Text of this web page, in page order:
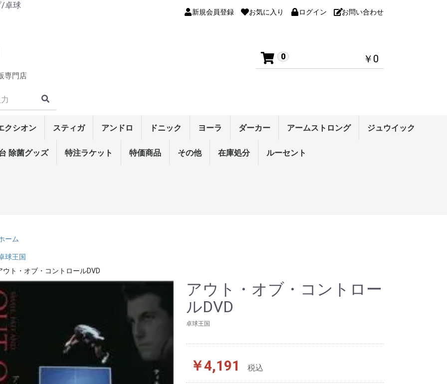
/卓球
新規会員登録 お気に入り ログイン お問い合わせ
専門店
0 ￥0
シリー
シリー
ソフト
シリー
裏ソフ
リーズ
ソフト
リーズ
シリー
ズ
シリー
リーズ
ーズ
材)
ククラケ
ズ
シリー
素材)
)
板)ケット
ア
ツ
ンス
ナンス
ール
ト
龍/翔龍・シリーズ
クザ・シリーズ
クステンド・シリー
ークV・シリーズ
ンション系裏ソフト
弾性裏ソフト
着性裏ソフト
ントロール性裏ソフ
ンション系表ソフト
ソフト
高ラバー
ージ・ラバー
ゾネイト･エクスファ
ーンフォース・シリ
イス・シリーズ
ャラクシャ・シリー
ュラングル・シリー
ウェーデン・シリー
撃用(特殊素材)
撃用シェーク
ールラウンド
備用シェーク
ージ・シェークラケ
イス・シリーズ
ゾネイト・シリーズ
ウェーデン・シリー
国式ペン(特殊素材)
国式ペン
型ペン(特殊素材)
型ペン(単板)
型ペン
丸型ペン(特殊素材)
丸型ペン(単板)
丸型ペン
転式ペン
ージ・ペンラケット
ェア
女兼用ウェア
女兼用パンツ
シャツ
着剤
バーフィルム
イドテープ
バーメンテナンス
ケットメンテナンス
ケットケース
ューズケース
ッグ 裏ソフトラバー
表ソフトラバー
カールシリーズ
ラージ・ラバー
ト
ケッ
3スターボール
トレーニング球
ラージ用ボール
男女兼用ゲームシャツ
男女兼用パンツ
クシオン
バー 裏ソフトラバー
表ソフトラバー
粒高ラバー
ェイクラケット
ンテナンス
スティガ
ラバー
ラケット・シェーク
ラケット・ペン
メンテナンス
アンドロ
ラバー ラザンター・シリーズ
テンション系裏ソフト
ヘキサー・シリーズ(裏
ソフト)
プラクソン・シリーズ
ラザント カオス
テンション系表ソフト
ラケット・シェーク
ラケット・ペン
メンテナンス
ウェア
ドニック
ラバー ブルー・シリーズ
アクーダ・シリーズ
テンション系裏ソフト
高弾性裏ソフト
コントロール性裏ソフ
表ソフト
スパイク・シリーズ
ラケット・シェーク
ラケット・ペン
ウェア
メンテナンス 接着剤
ラケットメンテナンス
ラバーメンテナンス
その他
ヨーラ
ラバー テンション系裏ソフト
高弾性裏ソフト
粘着性裏ソフト
コントロール性裏ソフ
テンション系表ソフト
粒高ラバー
ウェア
メンテナンス 接着剤
ラバーメンテナンス
ラケットメンテナンス
ボール
ラージ用品
ダーカー
ラケット・シェーク
ラケット・ペン
アームストロング
ラバー
ラケット・シェーク
ラケット・ペン
メンテナンス
ラージ用品
その他
ジュウイック
除菌グッズ 特注ラケット 特価商品 その他 在庫処分 ルーセント
ーム
球王国
ウト・オブ・コントロールDVD
アウト・オブ・コントロー
ルDVD
卓球王国
￥4,191 税込